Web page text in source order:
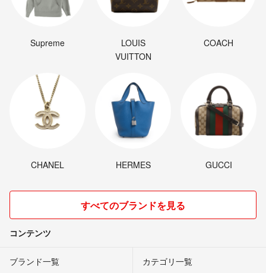
Supreme
LOUIS
VUITTON
COACH
CHANEL HERMES GUCCI
すべてのブランドを見る
コンテンツ
ブランド一覧 カテゴリ一覧